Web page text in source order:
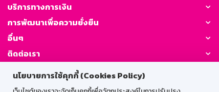
นโยบายการใช้คุกกี้ (Cookies Policy)
บริการทางการเงิน
การพัฒนาเพื่อความยั่งยืน
อื่นๆ
ติดต่อเรา
GSB Society: